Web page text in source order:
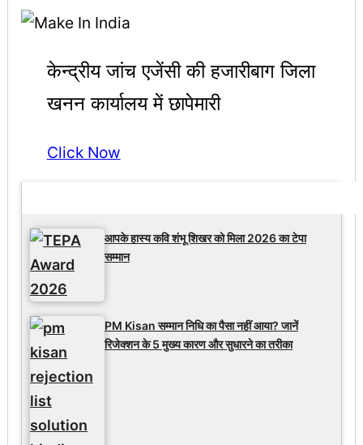
केन्द्रीय जांच एजेंसी की हजारीबाग जिला
खनन कार्यालय में छापेमारी
Click Now
आपके हास्य कवि शंभू शिखर को मिला 2026 का टेपा
सम्मान
PM Kisan सम्मान निधि का पैसा नहीं आया? जानें
रिजेक्शन के 5 मुख्य कारण और सुधारने का तरीका